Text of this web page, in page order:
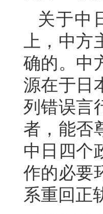
关于中
上，中
确的。中
源在于日
列错误言
者，能否
中日四个
作的必要
系重回正